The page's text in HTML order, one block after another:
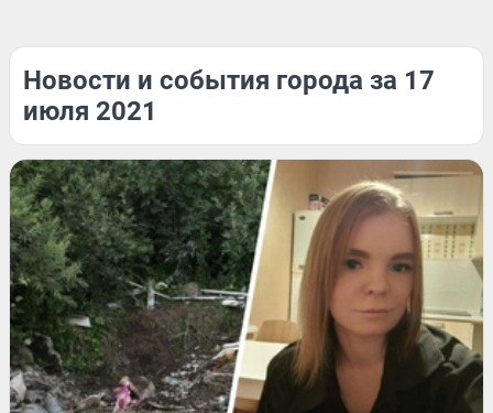
Новости и события города за 17
июля 2021